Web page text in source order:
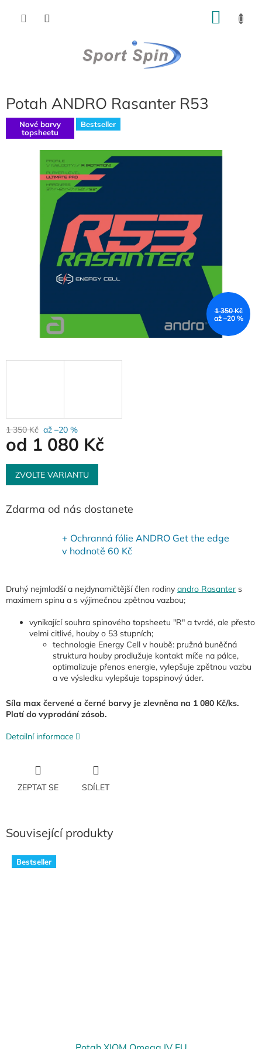
Potah ANDRO Rasanter R53
Nové barvy
topsheetu
Bestseller
1 350 Kč
až –20 %
1 350 Kč až –20 %
od 1 080 Kč
Měrná
cena:
ZVOLTE VARIANTU
Zdarma od nás dostanete
+ Ochranná fólie ANDRO Get the edge
v hodnotě 60 Kč
Druhý nejmladší a nejdynamičtější člen rodiny andro Rasanter s
maximem spinu a s výjimečnou zpětnou vazbou;
vynikající souhra spinového topsheetu "R" a tvrdé, ale přesto
velmi citlivé, houby o 53 stupních;
technologie Energy Cell v houbě: pružná buněčná
struktura houby prodlužuje kontakt míče na pálce,
optimalizuje přenos energie, vylepšuje zpětnou vazbu
a ve výsledku vylepšuje topspinový úder.
Síla max červené a černé barvy je zlevněna na 1 080 Kč/ks.
Platí do vyprodání zásob.
Detailní informace
ZEPTAT SE SDÍLET
Související produkty
Bestseller